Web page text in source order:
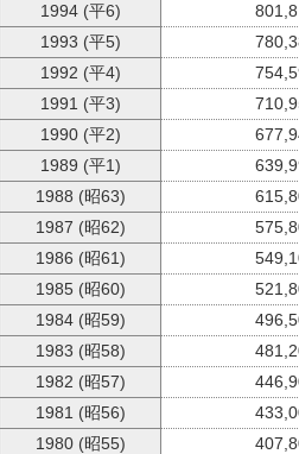
1994 (平6)
1993 (平5)
1992 (平4)
1991 (平3)
1990 (平2)
1989 (平1)
1988 (昭63)
1987 (昭62)
1986 (昭61)
1985 (昭60)
1984 (昭59)
1983 (昭58)
1982 (昭57)
1981 (昭56)
1980 (昭55)